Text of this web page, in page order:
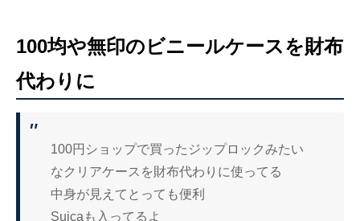
100均や無印のビニールケースを財布
代わりに
100円ショップで買ったジップロックみたい
なクリアケースを財布代わりに使ってる
中身が見えてとっても便利
Suicaも入ってるよ